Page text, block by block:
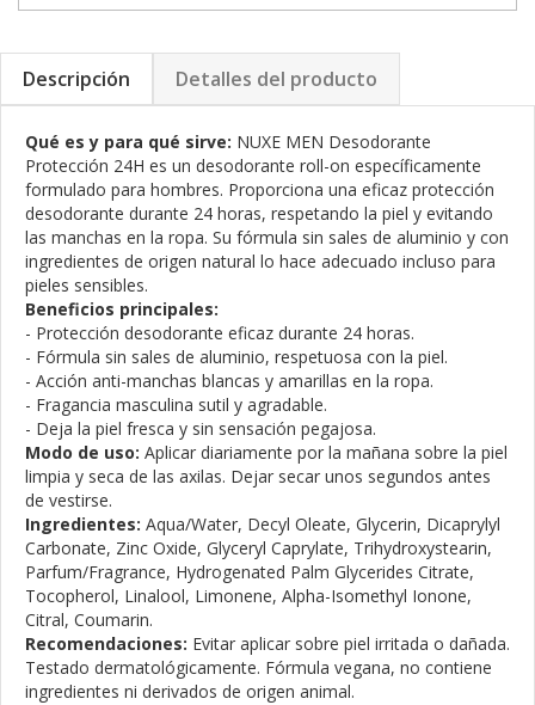
Descripción Detalles del producto
Qué es y para qué sirve: NUXE MEN Desodorante
Protección 24H es un desodorante roll-on específicamente
formulado para hombres. Proporciona una eficaz protección
desodorante durante 24 horas, respetando la piel y evitando
las manchas en la ropa. Su fórmula sin sales de aluminio y con
ingredientes de origen natural lo hace adecuado incluso para
pieles sensibles.
Beneficios principales:
- Protección desodorante eficaz durante 24 horas.
- Fórmula sin sales de aluminio, respetuosa con la piel.
- Acción anti-manchas blancas y amarillas en la ropa.
- Fragancia masculina sutil y agradable.
- Deja la piel fresca y sin sensación pegajosa.
Modo de uso: Aplicar diariamente por la mañana sobre la piel
limpia y seca de las axilas. Dejar secar unos segundos antes
de vestirse.
Ingredientes: Aqua/Water, Decyl Oleate, Glycerin, Dicaprylyl
Carbonate, Zinc Oxide, Glyceryl Caprylate, Trihydroxystearin,
Parfum/Fragrance, Hydrogenated Palm Glycerides Citrate,
Tocopherol, Linalool, Limonene, Alpha-Isomethyl Ionone,
Citral, Coumarin.
Recomendaciones: Evitar aplicar sobre piel irritada o dañada.
Testado dermatológicamente. Fórmula vegana, no contiene
ingredientes ni derivados de origen animal.